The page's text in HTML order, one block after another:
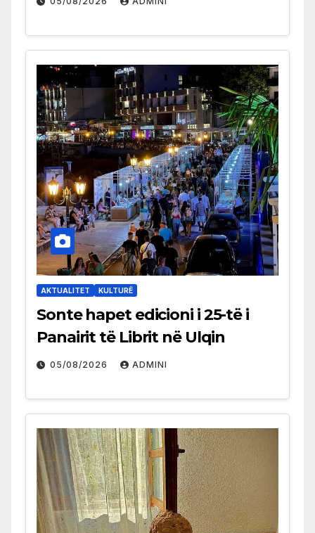
AKTUALITET KULTURË
Sonte hapet edicioni i 25-të i
Panairit të Librit në Ulqin
05/08/2026 ADMINI